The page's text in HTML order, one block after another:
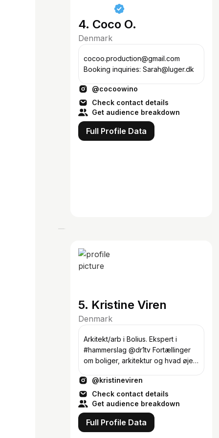
4. Coco O.
Denmark
cocoo.production@gmail.com
Booking inquiries: Sarah@luger.dk
@cocoowino
Check contact details
Get audience breakdown
Full Profile Data
5. Kristine Viren
Denmark
Arkitekt/arb i Bolius. Ekspert i
#hammerslag @dr1tv Fortællinger
om boliger, arkitektur og hvad øjet
hvordan vi bor📚
@kristineviren
Check contact details
Get audience breakdown
Full Profile Data